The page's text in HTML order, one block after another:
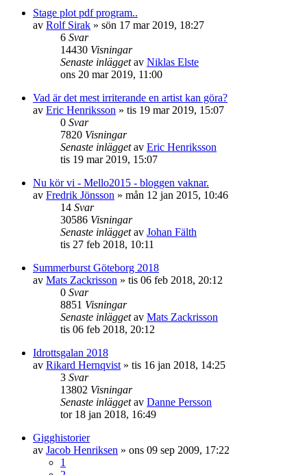
Stage plot pdf program..
av Rolf Sirak » sön 17 mar 2019, 18:27
6 Svar
14430 Visningar
Senaste inläggetav Niklas Elste
ons 20 mar 2019, 11:00
Vad är det mest irriterande en artist kan göra?
av Eric Henriksson » tis 19 mar 2019, 15:07
0 Svar
7820 Visningar
Senaste inläggetav Eric Henriksson
tis 19 mar 2019, 15:07
Nu kör vi - Mello2015 - bloggen vaknar.
av Fredrik Jönsson » mån 12 jan 2015, 10:46
14 Svar
30586 Visningar
Senaste inläggetav Johan Fälth
tis 27 feb 2018, 10:11
Summerburst Göteborg 2018
av Mats Zackrisson » tis 06 feb 2018, 20:12
0 Svar
8851 Visningar
Senaste inläggetav Mats Zackrisson
tis 06 feb 2018, 20:12
Idrottsgalan 2018
av Rikard Hernqvist » tis 16 jan 2018, 14:25
3 Svar
13802 Visningar
Senaste inläggetav Danne Persson
tor 18 jan 2018, 16:49
Gigghistorier
av Jacob Henriksen » ons 09 sep 2009, 17:22
1